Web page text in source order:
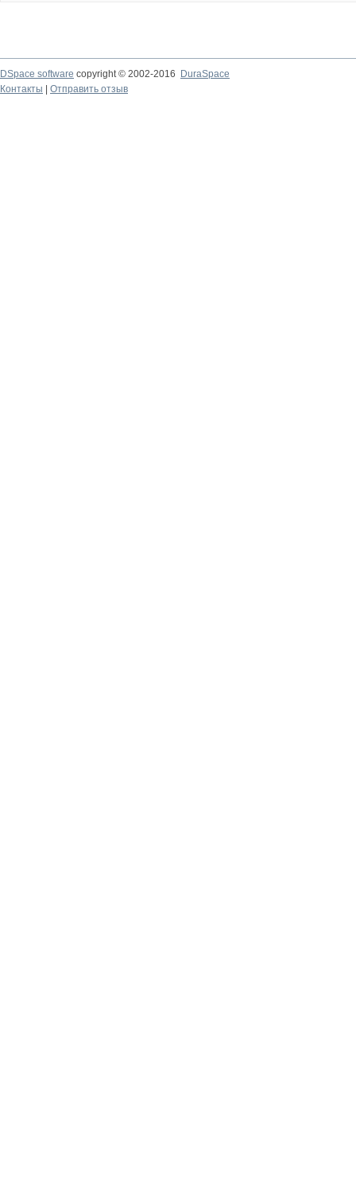
DSpace software copyright © 2002-2016
DuraSpace
Контакты
Отправить отзыв